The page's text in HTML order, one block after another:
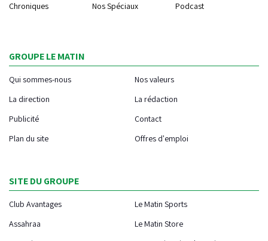
Chroniques
Nos Spéciaux Podcast
GROUPE LE MATIN
Qui sommes-nous
Nos valeurs
La direction
La rédaction
Publicité
Contact
Plan du site
Offres d'emploi
SITE DU GROUPE
Club Avantages
Le Matin Sports
Assahraa
Le Matin Store